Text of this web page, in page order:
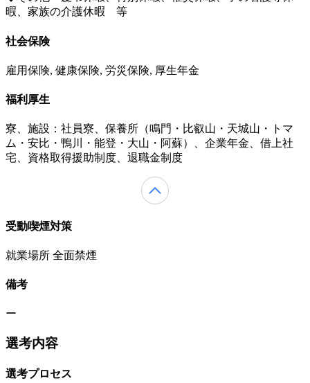
暇、家族の介護休暇 等
社会保険
雇用保険, 健康保険, 労災保険, 厚生年金
福利厚生
寮、施設：社員寮、保養所（鳴門・比叡山・天城山・トマ
ム・安比・鴨川・能登・大山・阿蘇）、企業年金、借上社
宅、資格取得援助制度、退職金制度
受動喫煙対策
就業場所 全面禁煙
備考
ー
選考内容
選考プロセス